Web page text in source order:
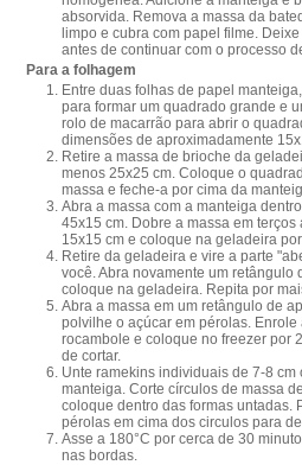
absorvida. Remova a massa da
limpo e cubra com papel filme.
antes de continuar com o processo
Para a folhagem
Entre duas folhas de papel
para formar um quadrado grande e
rolo de macarrão para abrir o
dimensões de aproximadamente
Retire a massa de brioche da
menos 25x25 cm. Coloque o
massa e feche-a por cima da
Abra a massa com a manteiga
45x15 cm. Dobre a massa em
15x15 cm e coloque na geladeira
Retire da geladeira e vire a parte
você. Abra novamente um retângulo
coloque na geladeira. Repita por
Abra a massa em um retângulo de
polvilhe o açúcar em pérolas. Enrole
rocambole e coloque no freezer por
de cortar.
Unte ramekins individuais de 7-8 cm
manteiga. Corte círculos de massa
coloque dentro das formas untadas.
pérolas em cima dos circulos para
Asse a 180°C por cerca de 30
nas bordas.